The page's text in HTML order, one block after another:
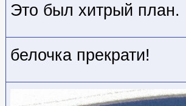
Это был хитрый план.
белочка прекрати!